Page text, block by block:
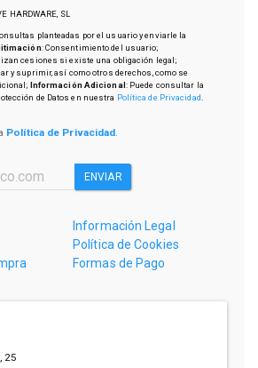
HARDWARE, SL
planteadas por el usuario y enviarle la
: Consentimiento del usuario;
cesiones si existe una obligación legal;
y suprimir, así como otros derechos, como se
Información Adicional: Puede consultar la
de Datos en nuestra Política de Privacidad
Política de Privacidad.
ENVIAR
Información Legal
Política de Cookies
Formas de Pago
25